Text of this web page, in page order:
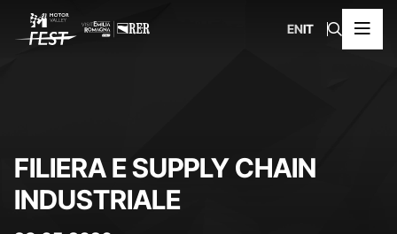
ENIT
FILIERA E SUPPLY CHAIN
INDUSTRIALE